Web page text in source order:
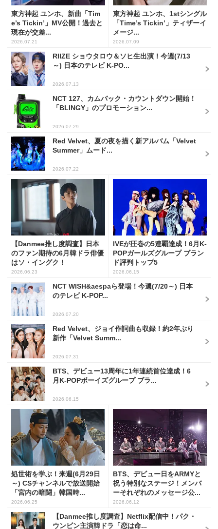
東方神起 ユンホ、新曲「Tim
e’s Tickin’」MV公開！過去と
現在が交差...
2026.07.21
東方神起 ユンホ、1stシングル
「Time’s Tickin’」ティザーイ
メージ...
2026.07.09
RIIZE ショウタロウ＆ソヒ生出演！今週(7/13
～) 日本のテレビ K-PO...
2026.07.13
NCT 127、カムバック・カウントダウン開始！
「BLINGY」のプロモーション...
2026.07.29
Red Velvet、夏の夜を描く新アルバム「Velvet
Summer」ムード...
2026.07.22
【Danmee推し度調査】日本
のファン期待の6月韓ドラ俳優
はソ・イングク！
2026.06.23
IVEが圧巻の5連覇達成！6月K-
POPガールズグループ ブラン
ド評判トップ5
2026.06.15
NCT WISH&aespaら登場！今週(7/20～) 日本
のテレビ K-POP...
2026.07.20
Red Velvet、ジョイ作詞曲も収録！約2年ぶり
新作「Velvet Summ...
2026.07.31
BTS、デビュー13周年に1年連続首位達成！6
月K-POPボーイズグループ ブラ...
2026.06.15
処世術を学ぶ！来週(6月29日
～) CSチャンネルで放送開始
「宮内の暗闘」韓国時...
2026.06.25
BTS、デビュー日をARMYと
祝う特別なステージ！メンバ
ーそれぞれのメッセージ公...
2026.06.12
【Danmee推し度調査】Netflix配信中！パク・
ウンビン主演韓ドラ「恋は命...